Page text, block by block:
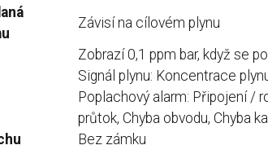
Závisí na cílovém plynu
Zobrazí 0,1 ppm bar, když se
Signál plynu: Koncentrace
Poplachový alarm: Připojení /
průtok, Chyba obvodu, Chyba
Bez zámku